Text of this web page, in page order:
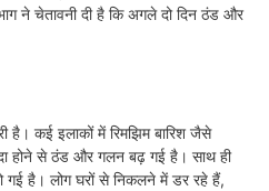
ने चेतावनी दी है कि अगले दो दिन ठंड और
है। कई इलाकों में रिमझिम बारिश जैसे
होने से ठंड और गलन बढ़ गई है। साथ ही
गई है। लोग घरों से निकलने में डर रहे हैं,